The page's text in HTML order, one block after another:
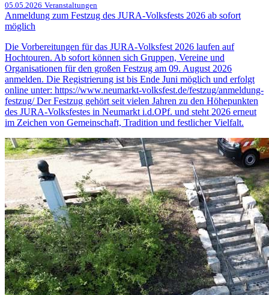
05.05.2026 Veranstaltungen
Anmeldung zum Festzug des JURA-Volksfests 2026 ab sofort
möglich
Die Vorbereitungen für das JURA-Volksfest 2026 laufen auf
Hochtouren. Ab sofort können sich Gruppen, Vereine und
Organisationen für den großen Festzug am 09. August 2026
anmelden. Die Registrierung ist bis Ende Juni möglich und erfolgt
online unter: https://www.neumarkt-volksfest.de/festzug/anmeldung-
festzug/ Der Festzug gehört seit vielen Jahren zu den Höhepunkten
des JURA-Volksfestes in Neumarkt i.d.OPf. und steht 2026 erneut
im Zeichen von Gemeinschaft, Tradition und festlicher Vielfalt.